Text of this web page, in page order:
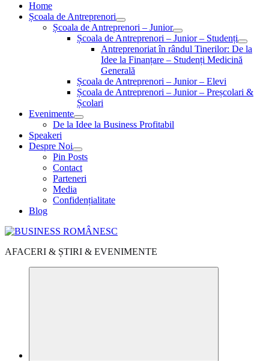
Home
Școala de Antreprenori
Școala de Antreprenori – Junior
Școala de Antreprenori – Junior – Studenți
Antreprenoriat în rândul Tinerilor: De la
Idee la Finanțare – Studenți Medicină
Generală
Școala de Antreprenori – Junior – Elevi
Școala de Antreprenori – Junior – Preșcolari &
Școlari
Evenimente
De la Idee la Business Profitabil
Speakeri
Despre Noi
Pin Posts
Contact
Parteneri
Media
Confidențialitate
Blog
AFACERI & ȘTIRI & EVENIMENTE